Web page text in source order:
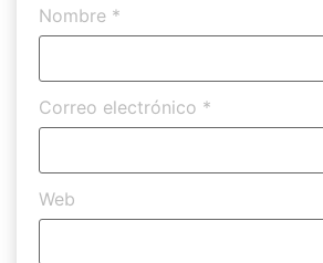
Nombre *
Correo electrónico *
Web